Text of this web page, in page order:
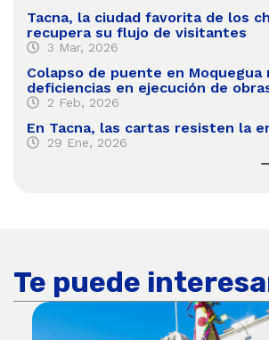
Tacna, la ciudad favorita de los
recupera su flujo de visitantes
3 Mar, 2026
Colapso de puente en Moquegua
deficiencias en ejecución de
2 Feb, 2026
En Tacna, las cartas resisten la
29 Ene, 2026
Te puede